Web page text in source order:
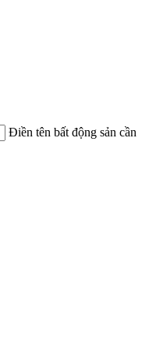
Điền tên bất động sản cần